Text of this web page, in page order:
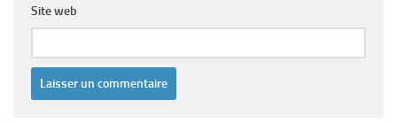
Site web